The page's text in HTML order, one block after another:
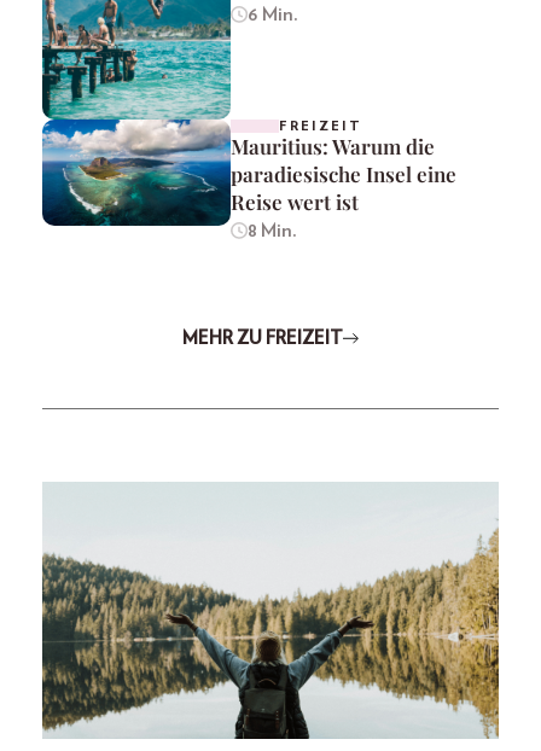
6 Min.
FREIZEIT
Mauritius: Warum die
paradiesische Insel eine
Reise wert ist
8 Min.
MEHR ZU FREIZEIT